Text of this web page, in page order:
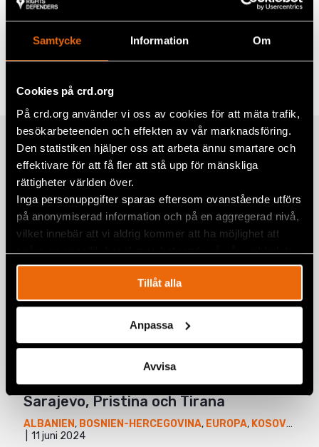
Samtycke Information Om
Cookies på crd.org
På crd.org använder vi oss av cookies för att mäta trafik,
besökarbeteenden och effekten av vår marknadsföring.
Den statistiken hjälper oss att arbeta ännu smartare och
effektivare för att få fler att stå upp för mänskliga
rättigheter världen över.
Inga personuppgifter sparas eftersom ovanstående utförs
på anonymiserad information och på en aggregerad nivå,
vilket innebär att vi aldrig kommer att ha möjlighet att
spåra en specifik besökares beteende på vår webbplats.
Tillåt alla
Anpassa
Avvisa
Dela
Twitter
Google+
Mail
Relaterade artiklar
Prideparad i Bosnien och Hercegovina
samlade hundratals för lika
BOSNIEN-HERCEGOVINA,EUROPA,NYHETER
Sverige underminerar mänskliga
rättigheter i Europa
EUROPA,NYHETER,SVERIGE 8 maj 2026
Pride Month: Hbtqi-rättigheter i
Sarajevo, Pristina och Tirana
ALBANIEN , BOSNIEN-HERCEGOVINA, EUROPA, KOSOVO
11 juni 2024